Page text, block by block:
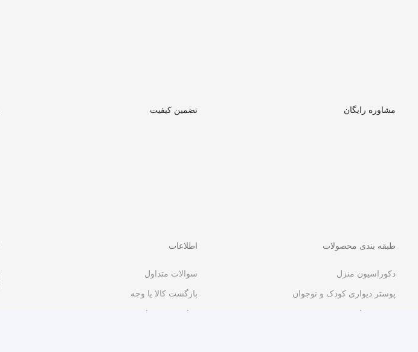
مشاوره رایگان تضمین کیفیت
طبقه بندی محصولات
دکوراسیون منزل
پوستر دیواری کودک و نوجوان
پوستر دیواری مدرن و هنری
اطلاعات
سوالات متداول
بازگشت کالا یا وجه
قوانین و مقررات